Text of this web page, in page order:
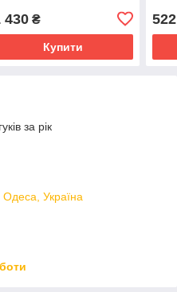
430₴
Купити
522
за рік
Одеса, Україна